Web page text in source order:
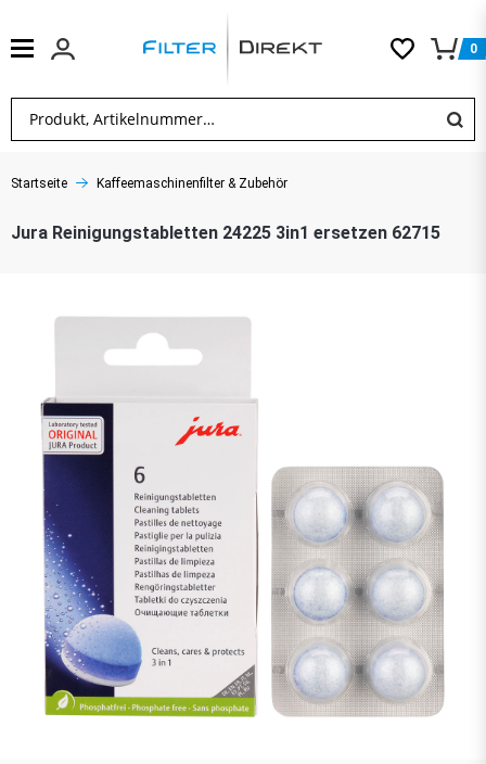
0
Startseite Kaffeemaschinenfilter & Zubehör
Jura Reinigungstabletten 24225 3in1 ersetzen 62715